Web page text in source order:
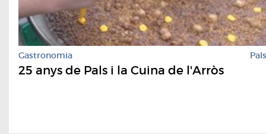
Gastronomia Pals
25 anys de Pals i la Cuina de l'Arròs